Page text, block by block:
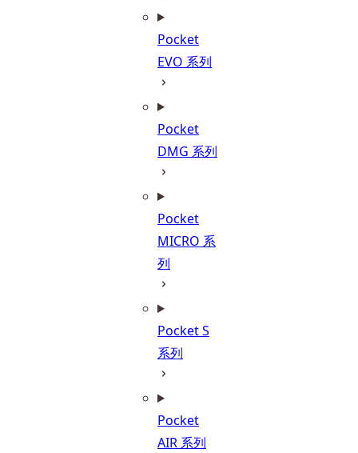
Pocket
EVO 系列
Pocket
DMG 系列
Pocket
MICRO 系
列
Pocket S
系列
Pocket
AIR 系列